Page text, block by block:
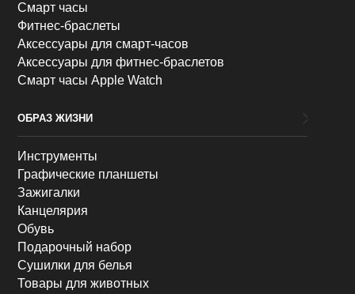
Смарт часы
Фитнес-браслеты
Аксессуары для смарт-часов
Аксессуары для фитнес-браслетов
Смарт часы Apple Watch
ОБРАЗ ЖИЗНИ
Инструменты
Графические планшеты
Зажигалки
Канцелярия
Обувь
Подарочный набор
Сушилки для белья
Товары для животных